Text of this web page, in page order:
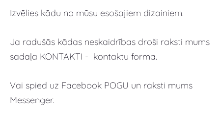
Izvēlies kādu no mūsu esošajiem dizainiem.
Ja radušās kādas neskaidrības droši raksti mums
sadaļā KONTAKTI - kontaktu forma.
Vai spied uz Facebook POGU un raksti mums
Messenger.